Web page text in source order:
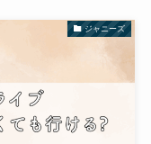
ジャニーズ